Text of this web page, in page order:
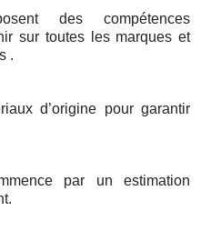
des compétences
sur toutes les marques et
.
d’origine pour garantir
par un estimation